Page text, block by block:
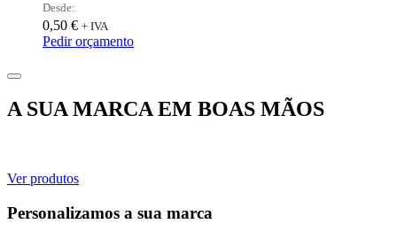
Desde:
0,50 € + IVA
Pedir orçamentoThis
variants.
The
the
A SUA MARCA EM BOAS MÃOS
Ver produtos
Personalizamos a sua marca